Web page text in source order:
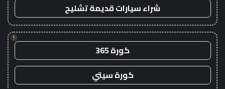
شراء سيارات قديمة تشليح
!
كورة 365
كورة سيتي